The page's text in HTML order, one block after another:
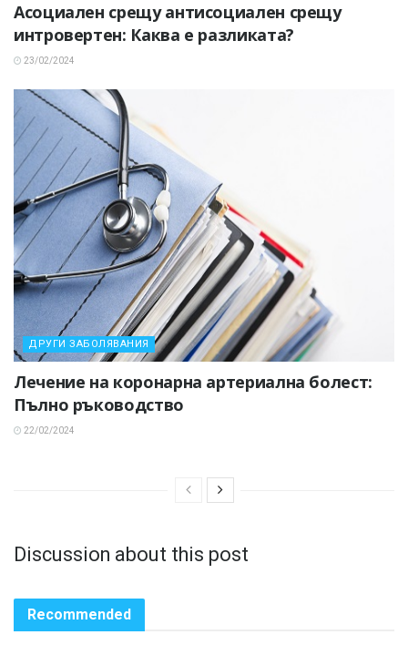
Асоциален срещу антисоциален срещу
интровертен: Каква е разликата?
23/02/2024
ДРУГИ ЗАБОЛЯВАНИЯ
Лечение на коронарна артериална болест:
Пълно ръководство
22/02/2024
Discussion about this post
Recommended